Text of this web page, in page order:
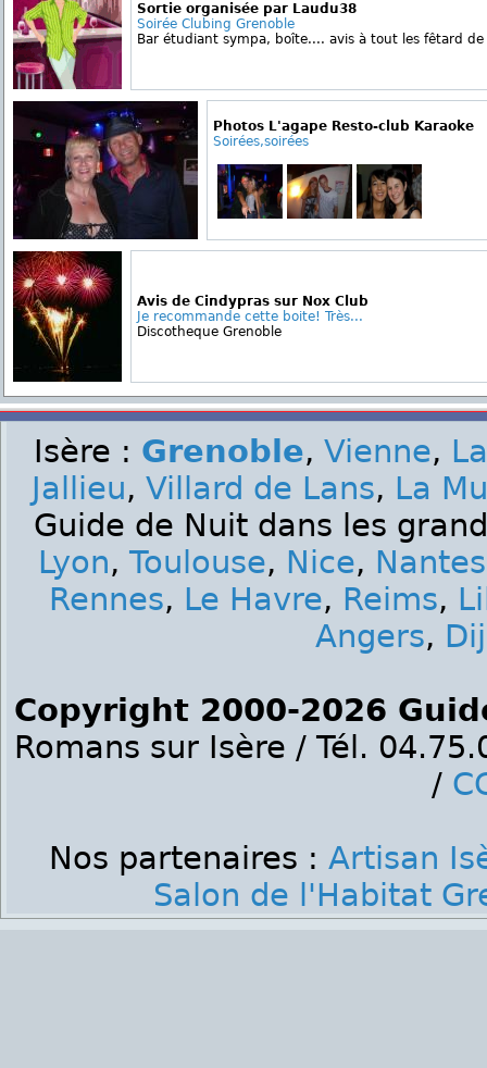
Sortie organisée par Laudu38
Soirée Clubing Grenoble
Bar étudiant sympa, boîte.... avis à tout les fêtard
Photos L'agape Resto-club Karaoke
Soirées,soirées
Avis de Cindypras sur Nox Club
Je recommande cette boite! Très...
Discotheque Grenoble
Isère : Grenoble, Vienne,
Jallieu, Villard de Lans, La
Guide de Nuit dans les
Lyon, Toulouse, Nice, Nantes
Rennes, Le Havre, Reims,
Angers,
Copyright 2000-2026
Romans sur Isère / Tél.
/
Nos partenaires : Artisan
Salon de l'Habitat